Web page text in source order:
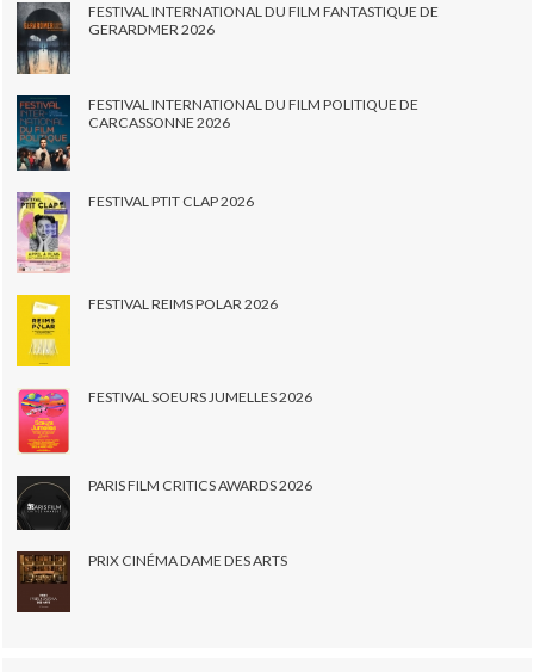
FESTIVAL INTERNATIONAL DU FILM FANTASTIQUE DE
GERARDMER 2026
FESTIVAL INTERNATIONAL DU FILM POLITIQUE DE
CARCASSONNE 2026
FESTIVAL PTIT CLAP 2026
FESTIVAL REIMS POLAR 2026
FESTIVAL SOEURS JUMELLES 2026
PARIS FILM CRITICS AWARDS 2026
PRIX CINÉMA DAME DES ARTS